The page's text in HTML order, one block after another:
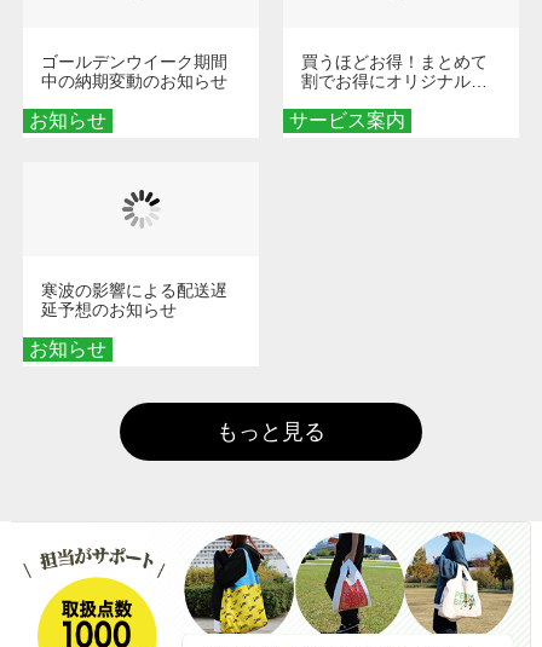
お知らせ
ゴールデンウイーク期間
中の納期変動のお知らせ
サービス案内
買うほどお得！まとめて
割でお得にオリジナルグ
お知らせ
寒波の影響による配送遅
延予想のお知らせ
もっと見る